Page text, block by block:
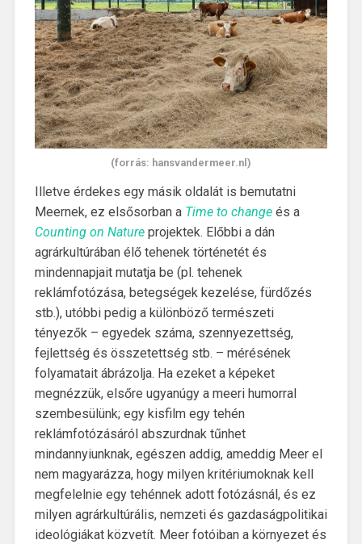
(forrás: hansvandermeer.nl)
Illetve érdekes egy másik oldalát is bemutatni
Meernek, ez elsősorban a Time to change és a
Counting on Nature projektek. Előbbi a dán
agrárkultúrában élő tehenek történetét és
mindennapjait mutatja be (pl. tehenek
reklámfotózása, betegségek kezelése, fürdőzés
stb.), utóbbi pedig a különböző természeti
tényezők – egyedek száma, szennyezettség,
fejlettség és összetettség stb. – mérésének
folyamatait ábrázolja. Ha ezeket a képeket
megnézzük, elsőre ugyanúgy a meeri humorral
szembesülünk; egy kisfilm egy tehén
reklámfotózásáról abszurdnak tűnhet
mindannyiunknak, egészen addig, ameddig Meer el
nem magyarázza, hogy milyen kritériumoknak kell
megfelelnie egy tehénnek adott fotózásnál, és ez
milyen agrárkultúrális, nemzeti és gazdaságpolitikai
ideológiákat közvetít. Meer fotóiban a környezet és